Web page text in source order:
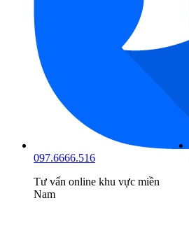
097.6666.516
Tư vấn online khu vực miền
Nam